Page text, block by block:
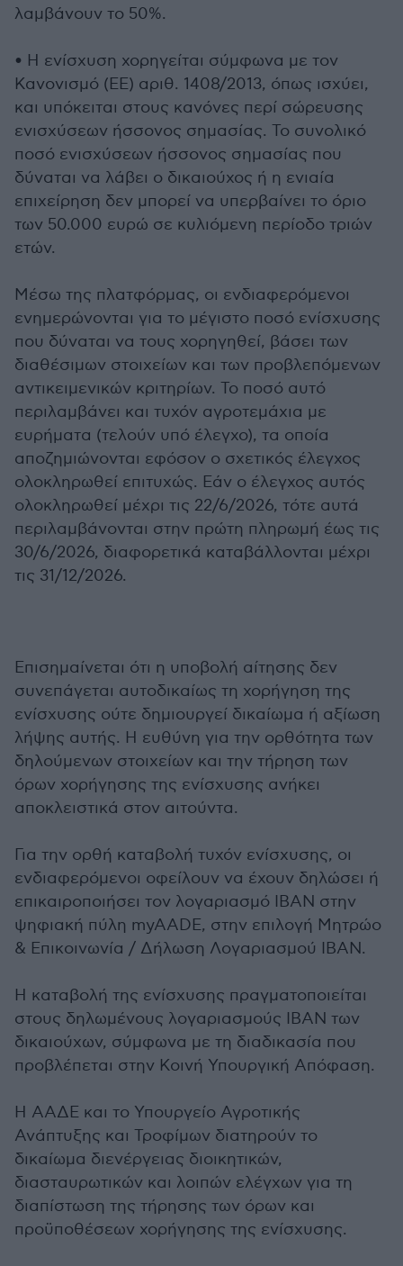
λαμβάνουν το 50%.
• Η ενίσχυση χορηγείται σύμφωνα με τον
Κανονισμό (ΕΕ) αριθ. 1408/2013, όπως ισχύει,
και υπόκειται στους κανόνες περί σώρευσης
ενισχύσεων ήσσονος σημασίας. Το συνολικό
ποσό ενισχύσεων ήσσονος σημασίας που
δύναται να λάβει ο δικαιούχος ή η ενιαία
επιχείρηση δεν μπορεί να υπερβαίνει το όριο
των 50.000 ευρώ σε κυλιόμενη περίοδο τριών
ετών.
Μέσω της πλατφόρμας, οι ενδιαφερόμενοι
ενημερώνονται για το μέγιστο ποσό ενίσχυσης
που δύναται να τους χορηγηθεί, βάσει των
διαθέσιμων στοιχείων και των προβλεπόμενων
αντικειμενικών κριτηρίων. Το ποσό αυτό
περιλαμβάνει και τυχόν αγροτεμάχια με
ευρήματα (τελούν υπό έλεγχο), τα οποία
αποζημιώνονται εφόσον ο σχετικός έλεγχος
ολοκληρωθεί επιτυχώς. Εάν ο έλεγχος αυτός
ολοκληρωθεί μέχρι τις 22/6/2026, τότε αυτά
περιλαμβάνονται στην πρώτη πληρωμή έως τις
30/6/2026, διαφορετικά καταβάλλονται μέχρι
τις 31/12/2026.
Επισημαίνεται ότι η υποβολή αίτησης δεν
συνεπάγεται αυτοδικαίως τη χορήγηση της
ενίσχυσης ούτε δημιουργεί δικαίωμα ή αξίωση
λήψης αυτής. Η ευθύνη για την ορθότητα των
δηλούμενων στοιχείων και την τήρηση των
όρων χορήγησης της ενίσχυσης ανήκει
αποκλειστικά στον αιτούντα.
Για την ορθή καταβολή τυχόν ενίσχυσης, οι
ενδιαφερόμενοι οφείλουν να έχουν δηλώσει ή
επικαιροποιήσει τον λογαριασμό ΙΒΑΝ στην
ψηφιακή πύλη myAADE, στην επιλογή Μητρώο
& Επικοινωνία / Δήλωση Λογαριασμού ΙΒΑΝ.
Η καταβολή της ενίσχυσης πραγματοποιείται
στους δηλωμένους λογαριασμούς ΙΒΑΝ των
δικαιούχων, σύμφωνα με τη διαδικασία που
προβλέπεται στην Κοινή Υπουργική Απόφαση.
Η ΑΑΔΕ και το Υπουργείο Αγροτικής
Ανάπτυξης και Τροφίμων διατηρούν το
δικαίωμα διενέργειας διοικητικών,
διασταυρωτικών και λοιπών ελέγχων για τη
διαπίστωση της τήρησης των όρων και
προϋποθέσεων χορήγησης της ενίσχυσης.